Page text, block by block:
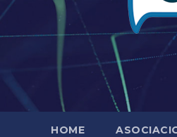
HOME